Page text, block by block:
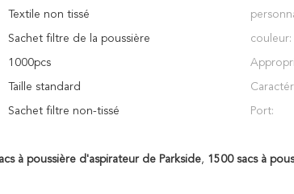
Textile non tissé
Sachet filtre de la poussière couleur:
1000pcs
Taille standard
Sachet filtre non-tissé Port:
à poussière d'aspirateur de Parkside, 1500 sacs à